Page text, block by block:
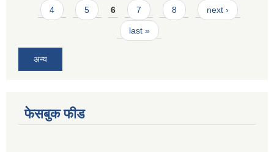
4 5 6 7 8 next ›
last »
अन्य
फेसबुक फीड